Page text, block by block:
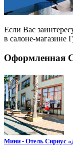
Если Вас
в салоне-магазине
Оформленная
Мини - Отель Сириус